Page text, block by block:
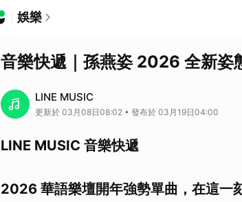
娛樂
音樂快遞｜孫燕姿 2026 全新姿
LINE MUSIC
更新於 03月08日08:02 • 發布於 03月19日04:00
LINE MUSIC 音樂快遞
2026 華語樂壇開年強勢單曲，在這一